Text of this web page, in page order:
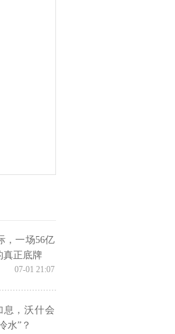
，一场56亿
真正底牌
07-01 21:07
息，沃什会
水”？